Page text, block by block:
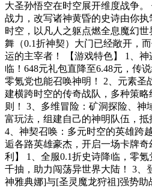
大圣孙悟空在时空展开维度战争
战力，改写诸神黄昏的史诗由你
时空，以凡人之躯点燃全息魔幻
舞（0.1折神契）大门已经敞开，
运的主宰者！ 【游戏特色】 1、
临！648元礼包直降至6.48元，传
零氪党也能召唤神明！ 2、元素圣
建横跨时空的传奇战队，多种策
则！ 3、多维冒险：矿洞探险、神
富玩法，组建自己的神明队伍，抵
4、神契召唤：多元时空的英雄跨
逅各路英雄豪杰，开启一场卡牌
利】 1、全服0.1折史诗降临，零
千抽，助力闯荡异世界大陆！ 3、
神雅典娜]与[圣灵魔龙狩祖]强势助